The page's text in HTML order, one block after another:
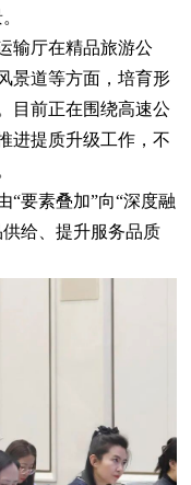
输厅在精品旅游公
景道等方面，培育形
目前正在围绕高速公
进提质升级工作，不
要素叠加”向“深度融
给、提升服务品质